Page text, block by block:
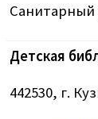
Санитарный
Детская
442530, г.